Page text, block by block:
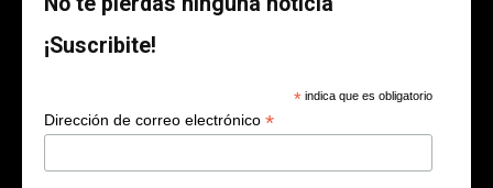
¡Suscribite!
* indica que es obligatorio
Dirección de correo electrónico *